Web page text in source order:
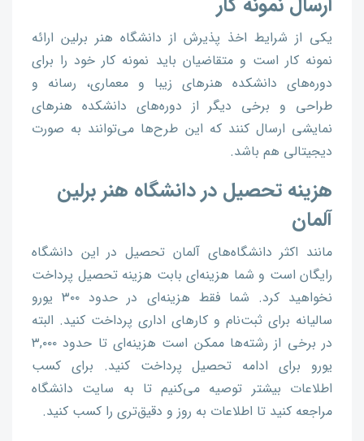
ارسال نمونه کار
یکی از شرایط اخذ پذیرش از دانشگاه هنر برلین ارائه
نمونه کار است و متقاضیان باید نمونه کار خود را برای
دوره‌های دانشکده هنرهای زیبا و معماری، رسانه و
طراحی و برخی دیگر از دوره‌های دانشکده هنرهای
نمایشی ارسال کنند که این طرح‌ها می‌توانند به صورت
دیجیتالی هم باشد.
هزینه تحصیل در دانشگاه هنر برلین
آلمان
مانند اکثر دانشگاه‌های آلمان تحصیل در این دانشگاه
رایگان است و شما هزینه‌ای بابت هزینه تحصیل پرداخت
نخواهید کرد. شما فقط هزینه‌ای در حدود ۳۰۰ یورو
سالیانه برای ثبت‌نام و کارهای اداری پرداخت کنید. البته
در برخی از رشته‌ها ممکن است هزینه‌ای تا حدود ۳,۰۰۰
یورو برای ادامه تحصیل پرداخت کنید. برای کسب
اطلاعات بیشتر توصیه می‌کنیم تا به سایت دانشگاه
مراجعه کنید تا اطلاعات به روز و دقیق‌تری را کسب کنید.